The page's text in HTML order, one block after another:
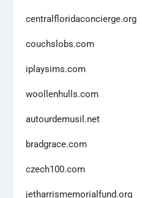
centralfloridaconcierge.org
couchslobs.com
iplaysims.com
woollenhulls.com
autourdemusil.net
bradgrace.com
czech100.com
jetharrismemorialfund.org